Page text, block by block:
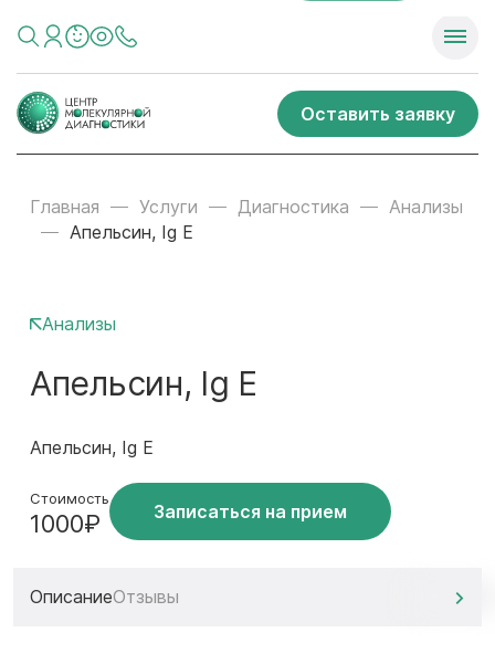
Оставить заявку
Главная Услуги Диагностика
Анализы
Апельсин, Ig E
Анализы
Апельсин, Ig E
Апельсин, Ig E
Стоимость
1000₽ Записаться на прием
ОписаниеОтзывы